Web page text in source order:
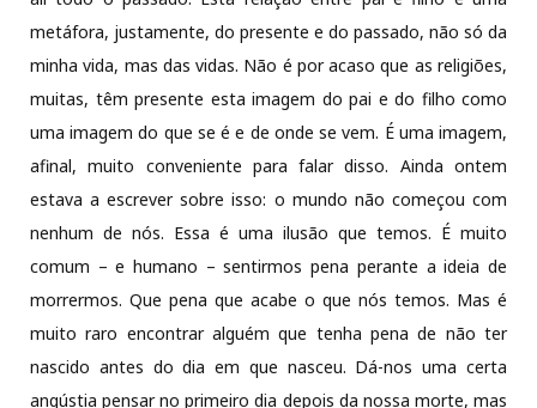
metáfora, justamente, do presente e do passado, não só da
minha vida, mas das vidas. Não é por acaso que as religiões,
muitas, têm presente esta imagem do pai e do filho como
uma imagem do que se é e de onde se vem. É uma imagem,
afinal, muito conveniente para falar disso. Ainda ontem
estava a escrever sobre isso: o mundo não começou com
nenhum de nós. Essa é uma ilusão que temos. É muito
comum – e humano – sentirmos pena perante a ideia de
morrermos. Que pena que acabe o que nós temos. Mas é
muito raro encontrar alguém que tenha pena de não ter
nascido antes do dia em que nasceu. Dá-nos uma certa
angústia pensar no primeiro dia depois da nossa morte, mas